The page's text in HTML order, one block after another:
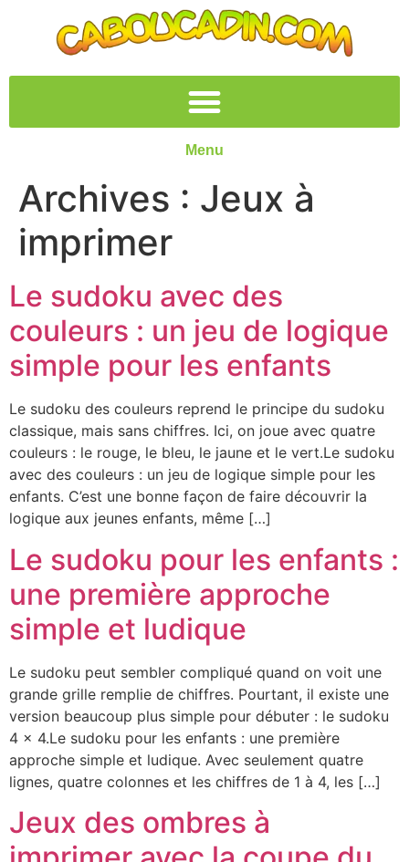
Menu
Archives : Jeux à
imprimer
Le sudoku avec des
couleurs : un jeu de logique
simple pour les enfants
Le sudoku des couleurs reprend le principe du sudoku
classique, mais sans chiffres. Ici, on joue avec quatre
couleurs : le rouge, le bleu, le jaune et le vert.Le sudoku
avec des couleurs : un jeu de logique simple pour les
enfants. C’est une bonne façon de faire découvrir la
logique aux jeunes enfants, même […]
Le sudoku pour les enfants :
une première approche
simple et ludique
Le sudoku peut sembler compliqué quand on voit une
grande grille remplie de chiffres. Pourtant, il existe une
version beaucoup plus simple pour débuter : le sudoku
4 × 4.Le sudoku pour les enfants : une première
approche simple et ludique. Avec seulement quatre
lignes, quatre colonnes et les chiffres de 1 à 4, les […]
Jeux des ombres à